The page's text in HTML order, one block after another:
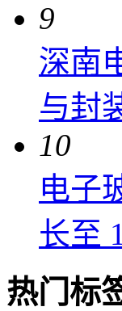
9
深南
与封
10
电子
长至
热门标